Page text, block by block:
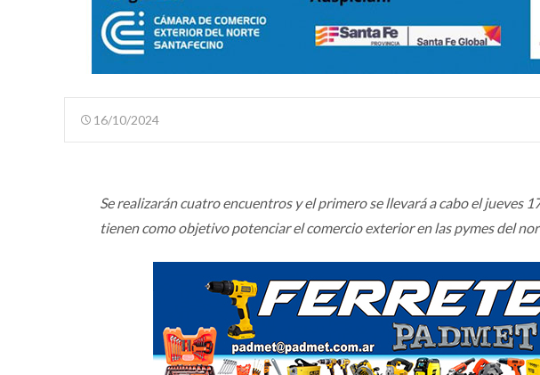
16/10/2024
Se realizarán cuatro encuentros y el primero se llevará a cabo el jueves
tienen como objetivo potenciar el comercio exterior en las pymes del